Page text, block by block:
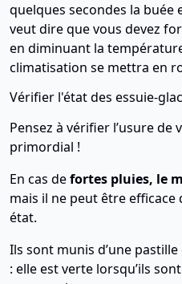
quelques secondes la buée
veut dire que vous devez
en diminuant la
climatisation se mettra en
Vérifier l'état des essuie-
Pensez à vérifier l’usure de
primordial !
En cas defortes pluies, le
mais il ne peut être efficace
état.
Ils sont munis d’une
: elle est verte lorsqu’ils